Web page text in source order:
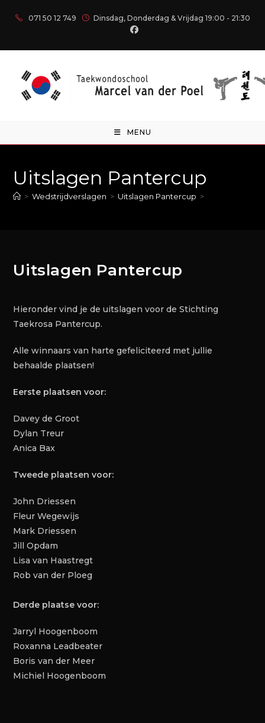
071 50 12 749 Dinsdag, Donderdag & Vrijdag 19:00 - 21:30
MENU
Uitslagen Pantercup
> Wedstrijdverslagen > Uitslagen Pantercup >
Uitslagen Pantercup
Hieronder vind je de uitslagen voor de Stichting
Taekrosa Pantercup.
Alle winnaars van harte gefeliciteerd met jullie
behaalde plaatsen!
Eerste plaatsen voor:
Davey de Groot
Dylan Treur
Anica Bax
Tweede plaatsen voor:
John Driessen
Fleur Wegewijs
Mark Driessen
Jill Opdam
Lisa van Haastregt
Rob van der Ploeg
Derde plaatse voor:
Jarryl Hoogenboom
Roxanna Leadbeater
Boris van der Meer
Michiel Hoogenboom